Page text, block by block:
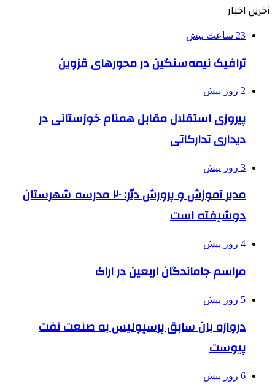
آخرین اخبار
23 ساعت پیش
ترافیک نیمه‌سنگین در محورهای قزوین
2 روز پیش
پیروزی استقلال مقابل همنام خوزستانی در
دیداری تدارکاتی
3 روز پیش
مدیر آموزش و پرورش دیّر: ۲۰ مدرسه شهرستان
دوشیفته است
4 روز پیش
مراسم جاماندگان اربعین در اراک
5 روز پیش
دروازه بان سابق پرسپولیس به صنعت نفت
پیوست
6 روز پیش